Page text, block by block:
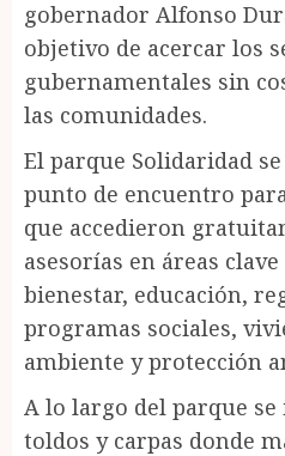
gobernador Alfonso
objetivo de acercar los
gubernamentales sin
las comunidades.
El parque Solidaridad
punto de encuentro
que accedieron
asesorías en áreas
bienestar, educación,
programas sociales,
ambiente y protección
A lo largo del parque
toldos y carpas donde